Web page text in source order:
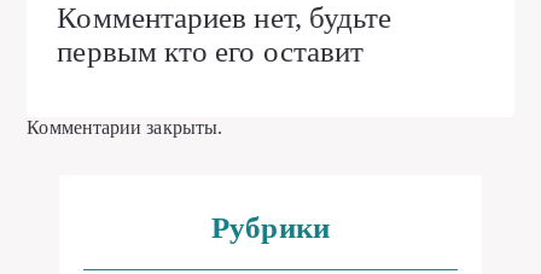
Комментариев нет, будьте
первым кто его оставит
Комментарии закрыты.
Рубрики